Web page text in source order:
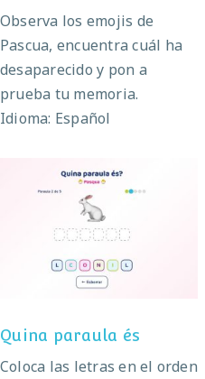
Observa los emojis de
Pascua, encuentra cuál ha
desaparecido y pon a
prueba tu memoria.
Idioma: Español
Quina paraula és
Quina paraula és
Coloca las letras en el orden